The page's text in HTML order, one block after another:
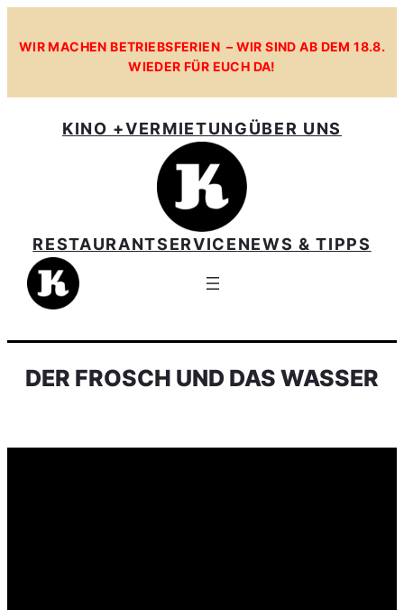
WIR MACHEN BETRIEBSFERIEN – WIR SIND AB DEM 18.8.
WIEDER FÜR EUCH DA!
KINO +VERMIETUNGÜBER UNS
RESTAURANTSERVICENEWS & TIPPS
DER FROSCH UND DAS WASSER